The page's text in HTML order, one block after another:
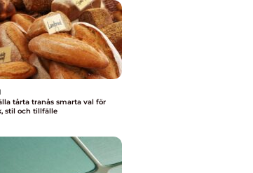
tranås smarta val för
stil och tillfälle